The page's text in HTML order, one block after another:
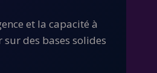
et la capacité à
des bases solides